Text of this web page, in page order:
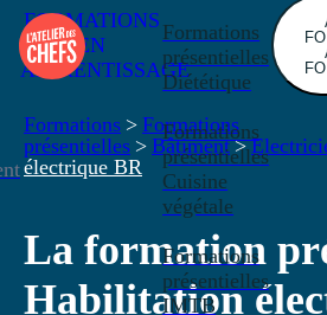
FORMATIONS
EN
APPRENTISSAGE
Formations
présentielles
Diététique
Formations
présentielles
Cuisine
végétale
Formations
présentielles
IMTB
Formations > Formations
présentielles > Bâtiment >
électrique BR
La formation
Habilitation